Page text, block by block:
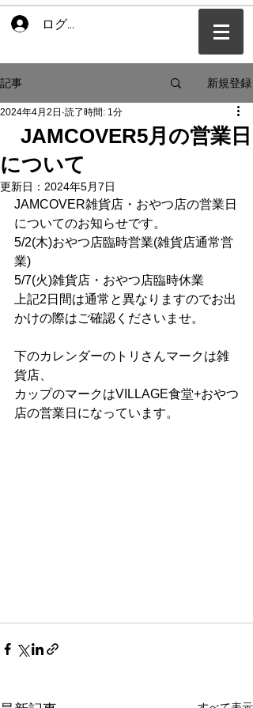
ログイン
記事 新規登録
JAMCOVER5月の営業日
について
2024年4月2日 読了時間: 1分
更新日： 2024年5月7日
JAMCOVER雑貨店・おやつ店の営業日
についてのお知らせです。
5/2(木)おやつ店臨時営業(雑貨店通常営
業)
5/7(火)雑貨店・おやつ店臨時休業
上記2日間は通常と異なりますのでお出
かけの際はご確認くださいませ。
下のカレンダーのトリさんマークは雑
貨店、
カップのマークはVILLAGE食堂+おやつ
店の営業日になっています。